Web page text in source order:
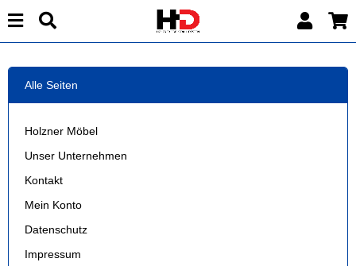
Alle Seiten
Holzner Möbel
Unser Unternehmen
Kontakt
Mein Konto
Datenschutz
Impressum